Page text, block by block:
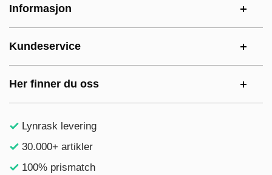
Informasjon
Kundeservice
Her finner du oss
Lynrask levering
30.000+ artikler
100% prismatch